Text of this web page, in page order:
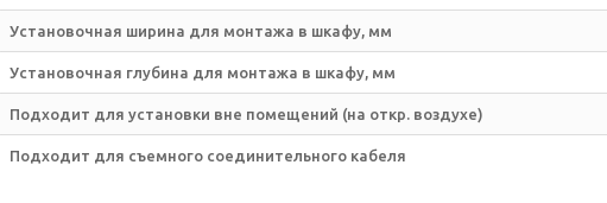
Установочная ширина для монтажа в шкафу, мм
Установочная глубина для монтажа в шкафу, мм
Подходит для установки вне помещений (на откр. воздухе)
Подходит для съемного соединительного кабеля